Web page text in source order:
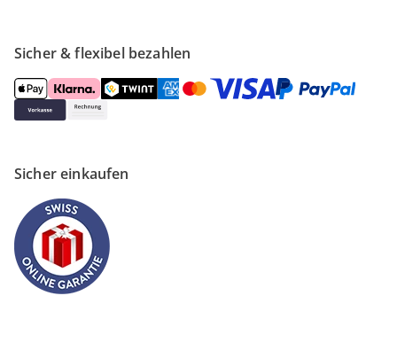
Sicher & flexibel bezahlen
Sicher einkaufen